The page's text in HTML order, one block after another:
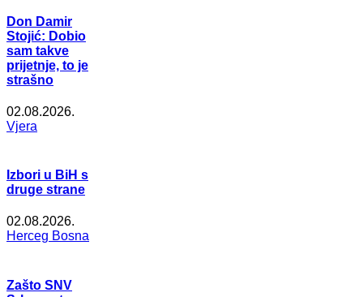
Don Damir
Stojić: Dobio
sam takve
prijetnje, to je
strašno
02.08.2026.
Vjera
Izbori u BiH s
druge strane
02.08.2026.
Herceg Bosna
Zašto SNV